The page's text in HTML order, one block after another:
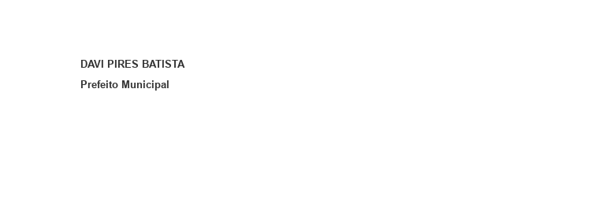
DAVI PIRES BATISTA
Prefeito Municipal